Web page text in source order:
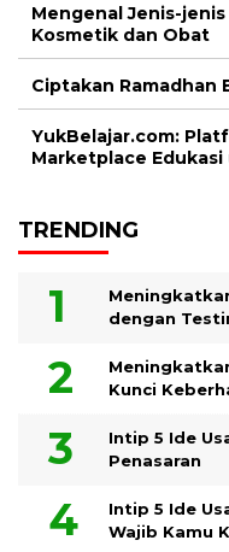
Mengenal Jenis-
Kosmetik dan Obat
Ciptakan Ramadhan
YukBelajar.com:
Marketplace
TRENDING
dengan
Kunci
Intip 5 Ide
Penasaran
Intip 5 Ide
Wajib Kamu